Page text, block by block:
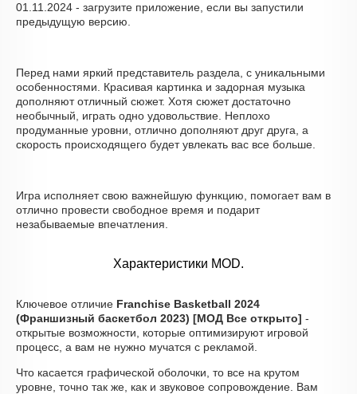
01.11.2024 - загрузите приложение, если вы запустили
предыдущую версию.
Перед нами яркий представитель раздела, с уникальными
особенностями. Красивая картинка и задорная музыка
дополняют отличный сюжет. Хотя сюжет достаточно
необычный, играть одно удовольствие. Неплохо
продуманные уровни, отлично дополняют друг друга, а
скорость происходящего будет увлекать вас все больше.
Игра исполняет свою важнейшую функцию, помогает вам в
отлично провести свободное время и подарит
незабываемые впечатления.
Характеристики MOD.
Ключевое отличие Franchise Basketball 2024
(Франшизный баскетбол 2023) [МОД Все открыто] -
открытые возможности, которые оптимизируют игровой
процесс, а вам не нужно мучатся с рекламой.
Что касается графической оболочки, то все на крутом
уровне, точно так же, как и звуковое сопровождение. Вам